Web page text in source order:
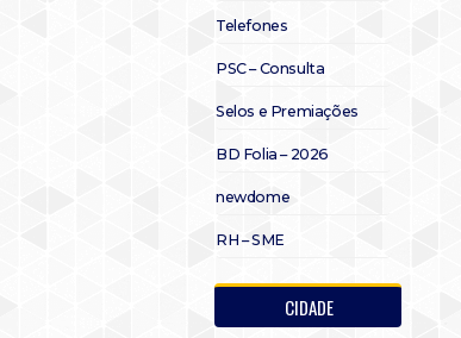
Telefones
PSC – Consulta
Selos e Premiações
BD Folia – 2026
newdome
RH – SME
CIDADE